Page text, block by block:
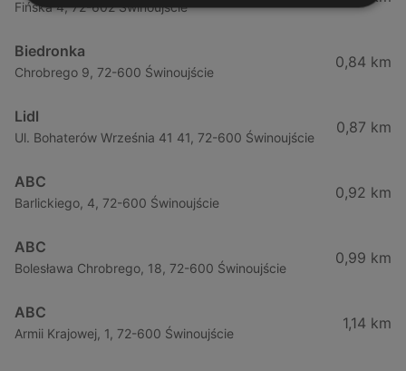
Fińska 4, 72-602 Świnoujście
Biedronka
Chrobrego 9, 72-600 Świnoujście
0,84 km
Lidl
Ul. Bohaterów Września 41 41, 72-600 Świnoujście
0,87 km
ABC
Barlickiego, 4, 72-600 Świnoujście
0,92 km
ABC
Bolesława Chrobrego, 18, 72-600 Świnoujście
0,99 km
ABC
Armii Krajowej, 1, 72-600 Świnoujście
1,14 km